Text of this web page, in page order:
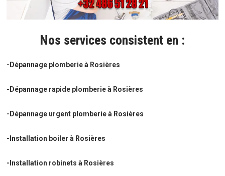
Nos services consistent en :
-Dépannage plomberie à Rosières
-Dépannage rapide plomberie à Rosières
-Dépannage urgent plomberie à Rosières
-Installation boiler à Rosières
-Installation robinets à Rosières